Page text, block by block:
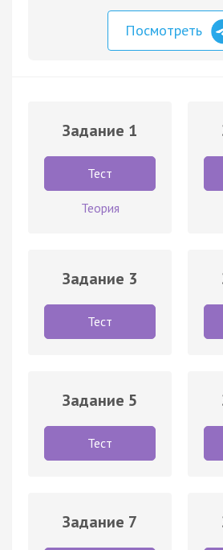
Посмотреть
Задание 1
Тест
Теория
Задание 3
Тест
Задание 5
Тест
Задание 7